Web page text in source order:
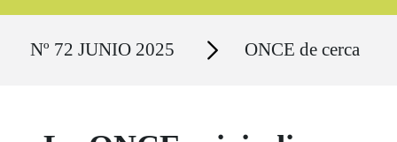
Nº 72 JUNIO 2025 Secciones ONCE de cerca